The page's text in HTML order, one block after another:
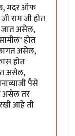
मदर ऑफ
राम जी होत
जात असेल,
होत
असेल,
होत
असेल,
पैसे
तर
आहे ती